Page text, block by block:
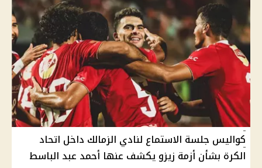
كواليس جلسة الاستماع لنادي الزمالك داخل اتحاد
الكرة بشأن أزمة زيزو يكشف عنها أحمد عبد الباسط